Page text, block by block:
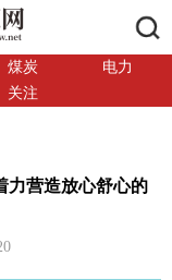
煤炭
电力
关注
力营造放心舒心的